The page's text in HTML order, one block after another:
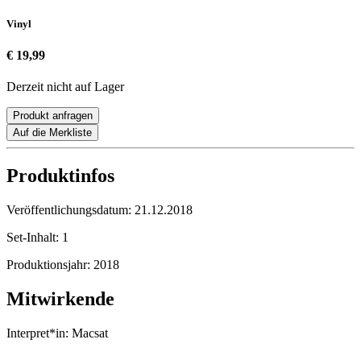
Vinyl
€ 19,99
Derzeit nicht auf Lager
Produkt anfragen
Auf die Merkliste
Produktinfos
Veröffentlichungsdatum: 21.12.2018
Set-Inhalt: 1
Produktionsjahr: 2018
Mitwirkende
Interpret*in: Macsat